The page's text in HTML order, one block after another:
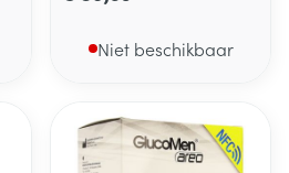
Niet beschikbaar